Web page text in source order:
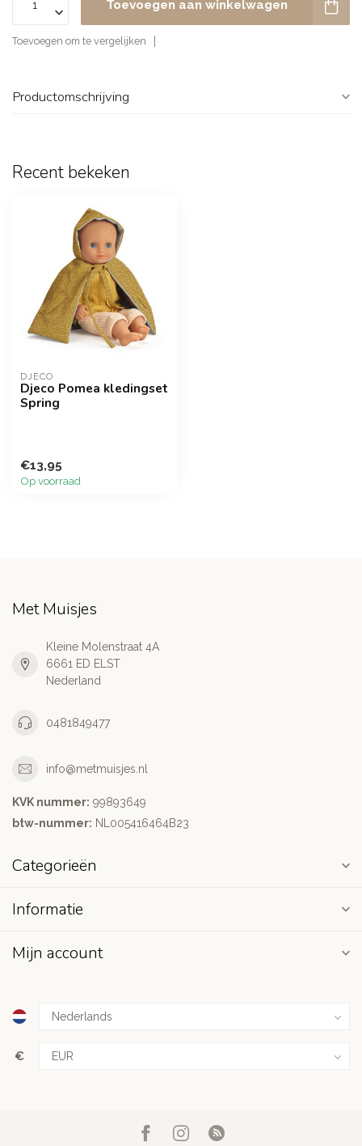
Toevoegen aan winkelwagen
Toevoegen om te vergelijken
Productomschrijving
Recent bekeken
DJECO
Djeco Pomea kledingset
Spring
€13,95
Op voorraad
Met Muisjes
Kleine Molenstraat 4A
6661 ED ELST
Nederland
0481849477
info@metmuisjes.nl
KVK nummer: 99893649
btw-nummer: NL005416464B23
Categorieën
Informatie
Mijn account
€